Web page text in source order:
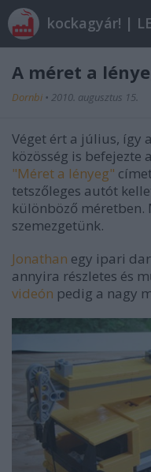
A méret a
Dornbi • 2010. augusztus 15.
Véget ért a július, így
közösség is befejezte
"Méret a lényeg"
tetszőleges autót
különböző
szemezgetünk.
Jonathan egy ipari
annyira részletes és
videón pedig a nagy